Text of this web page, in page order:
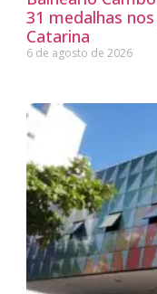
31 medalhas
Catarina
6 de agosto de 2026